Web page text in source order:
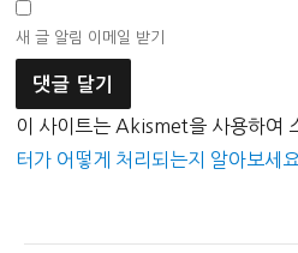
새 글 알림 이메일 받기
이 사이트는 Akismet을 사용하여
터가 어떻게 처리되는지 알아보세